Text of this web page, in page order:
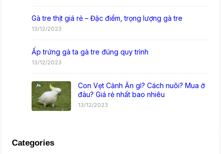
Gà tre thịt giá rẻ – Đặc điểm, trọng lượng gà tre
13/12/2023
Ấp trứng gà ta gà tre đúng quy trình
13/12/2023
Con Vẹt Cảnh Ăn gì? Cách nuôi? Mua ở
đâu? Giá rẻ nhất bao nhiêu
13/12/2023
Categories